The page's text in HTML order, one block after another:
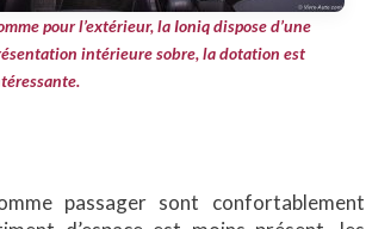
pour l’extérieur, la Ioniq dispose d’une
intérieure sobre, la dotation est
passager sont confortablement